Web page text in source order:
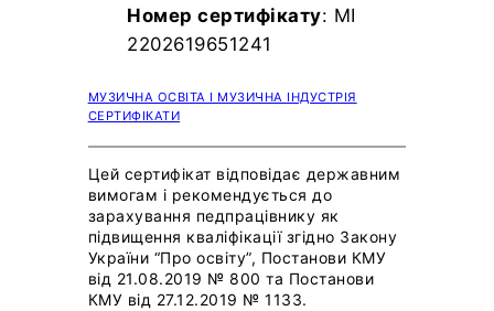
Номер сертифікату: MI
2202619651241
МУЗИЧНА ОСВІТА І МУЗИЧНА ІНДУСТРІЯ
СЕРТИФІКАТИ
Цей сертифікат відповідає державним
вимогам і рекомендується до
зарахування педпрацівнику як
підвищення кваліфікації згідно Закону
України “Про освіту”, Постанови КМУ
від 21.08.2019 № 800 та Постанови
КМУ від 27.12.2019 № 1133.